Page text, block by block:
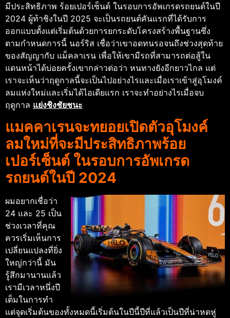
มีประสิทธิภาพ ร้อยเปอร์เซ็นต์ ในรอบการอัพเกรดรถยนต์ในปี
2024 ผู้ท้าชิงในปี 2025 จะเป็นรถยนต์คันแรกที่ได้รับการ
ออกแบบตั้งแต่เริ่มต้นด้วยการยกระดับโครงสร้างพื้นฐานซึ่ง
ตามกำหนดการนี้ นอร์ริส เชื่อว่าเขาอดทนรอจนถึงช่วงสุดท้าย
ของสัญญากับ แม็คลาเรน เพื่อให้เขามีรถที่สามารถต่อสู้ใน
แดนหน้าได้บ่อยครั้งเขากล่าวต่อว่า หนทางยังอีกยาวไกล แต่
เราจะเห็นว่าฤดูกาลนี้จะเป็นไปอย่างไรและเมื่อเราเข้าสู่อุโมงค์
ลมแห่งใหม่และเริ่มได้ไอเดียแรก เราจะทำอย่างไรเมื่อจบ
ฤดูกาล แย่งชิงชัยชนะ
แมคคาเรนจะทยอยเปิดตัวอุโมงค์
ลมใหม่ที่จะมีประสิทธิภาพร้อย
เปอร์เซ็นต์ ในรอบการอัพเกรด
รถยนต์ในปี 2024
ผมอยากเชื่อว่า
24 และ 25 เป็น
ช่วงเวลาที่คุณ
ควรเริ่มเห็นการ
เปลี่ยนแปลงที่ยิ่ง
ใหญ่กว่านี้ มัน
รู้สึกมานานแล้ว
เรามีเวลาหนึ่งปี
เต็มในการทํา
แต่จุดเริ่มต้นของทั้งหมดนี้เริ่มต้นในปีนี้ปีที่แล้วเป็นปีที่น่าหดหู่